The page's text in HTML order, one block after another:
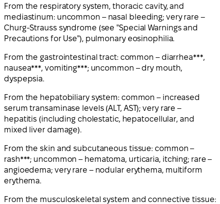
From the respiratory system, thoracic cavity, and
mediastinum: uncommon – nasal bleeding; very rare –
Churg-Strauss syndrome (see "Special Warnings and
Precautions for Use"), pulmonary eosinophilia.
From the gastrointestinal tract: common – diarrhea***,
nausea***, vomiting***; uncommon – dry mouth,
dyspepsia.
From the hepatobiliary system: common – increased
serum transaminase levels (ALT, AST); very rare –
hepatitis (including cholestatic, hepatocellular, and
mixed liver damage).
From the skin and subcutaneous tissue: common –
rash***; uncommon – hematoma, urticaria, itching; rare –
angioedema; very rare – nodular erythema, multiform
erythema.
From the musculoskeletal system and connective tissue: